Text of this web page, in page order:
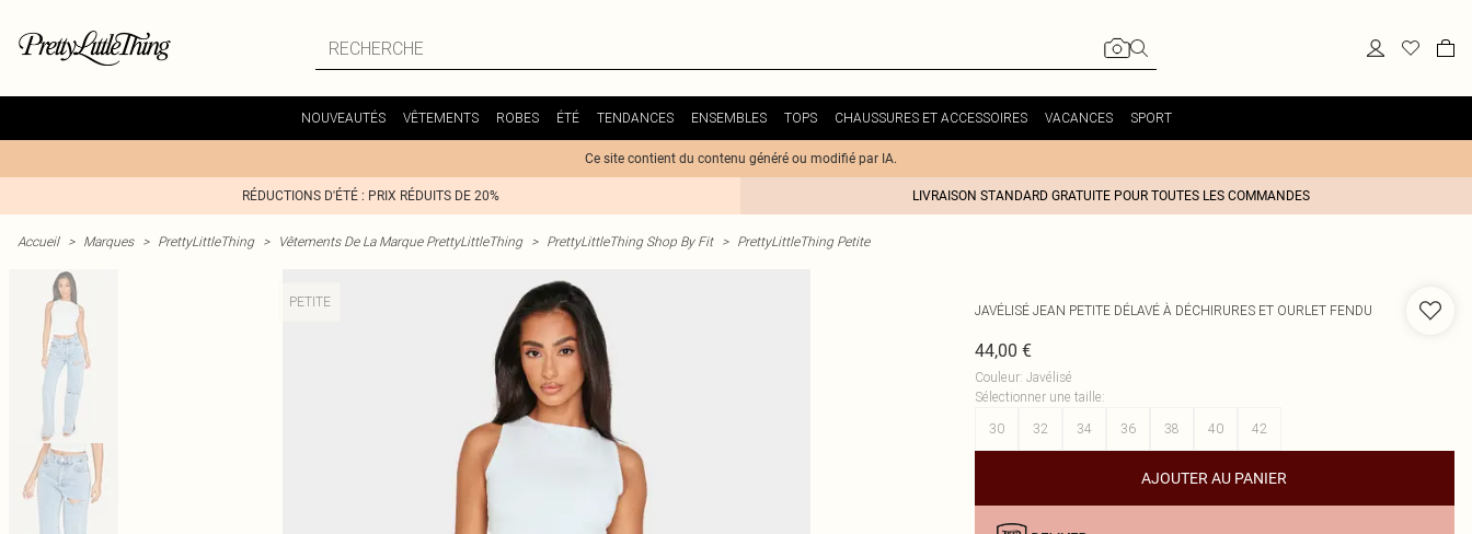
NOUVEAUTÉS VÊTEMENTS ROBES ÉTÉ TENDANCES ENSEMBLES TOPS CHAUSSURES ET ACCESSOIRES VACANCES SPORT
Ce site contient du contenu généré ou modifié par IA.
RÉDUCTIONS D'ÉTÉ : PRIX RÉDUITS DE 20% LIVRAISON STANDARD GRATUITE POUR TOUTES LES COMMANDES
Accueil > Marques > PrettyLittleThing > Vêtements De La Marque PrettyLittleThing > PrettyLittleThing Shop By Fit > PrettyLittleThing Petite
PETITE
JAVÉLISÉ JEAN PETITE DÉLAVÉ À DÉCHIRURES ET OURLET FENDU
44,00 €
Couleur: Javélisé
Sélectionner une taille:
30
32 34 36 38 40 42
AJOUTER AU PANIER